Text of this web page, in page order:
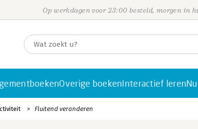
Op werkdagen voor 23:00 besteld, morgen in
Overige boekenInteractief leren
Fluitend veranderen